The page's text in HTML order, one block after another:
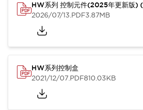
HW系列 控制元件(2025年更新版)
2026/07/13.PDF3.87MB
HW系列控制盒
2021/12/07.PDF810.03KB